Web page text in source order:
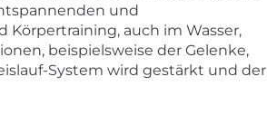
und
Körpertraining, auch im Wasser,
beispielsweise der Gelenke,
System wird gestärkt und der